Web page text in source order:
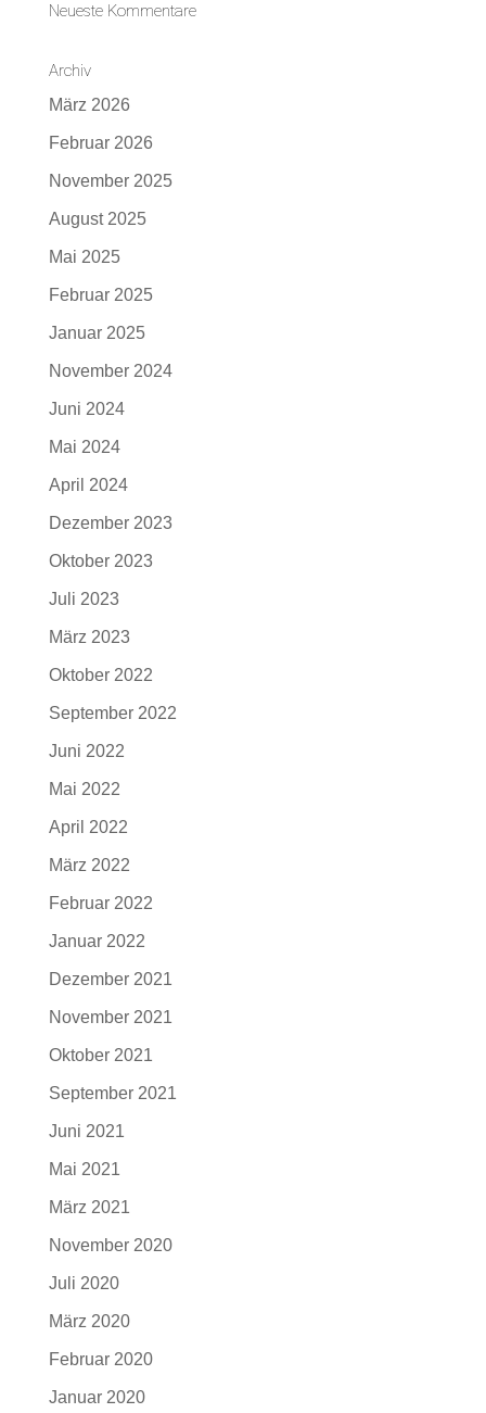
Neueste Kommentare
Archiv
März 2026
Februar 2026
November 2025
August 2025
Mai 2025
Februar 2025
Januar 2025
November 2024
Juni 2024
Mai 2024
April 2024
Dezember 2023
Oktober 2023
Juli 2023
März 2023
Oktober 2022
September 2022
Juni 2022
Mai 2022
April 2022
März 2022
Februar 2022
Januar 2022
Dezember 2021
November 2021
Oktober 2021
September 2021
Juni 2021
Mai 2021
März 2021
November 2020
Juli 2020
März 2020
Februar 2020
Januar 2020